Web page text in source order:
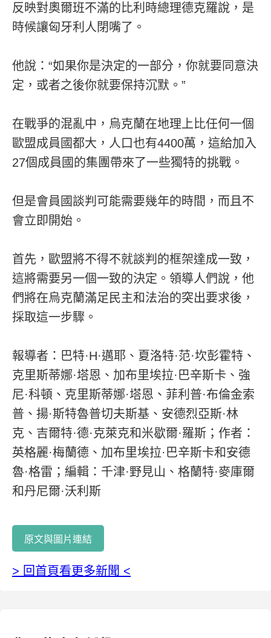
反映對奧爾班不滿的比利時總理德克羅說，是
時候讓匈牙利人閉嘴了。
他說：“如果你是決定的一部分，你就要同意決
定，或者之後你就要保持沉默。”
在戰爭的混亂中，烏克蘭在地理上比任何一個
歐盟成員國都大，人口也有4400萬，這給加入
27個成員國的集團帶來了一些獨特的挑戰。
但是會員國談判可能需要幾年的時間，而且不
會立即開始。
首先，歐盟將不得不就談判的框架達成一致，
這將需要另一個一致的決定。領導人們說，他
們將在烏克蘭滿足民主和法治的突出要求後，
採取這一步驟。
報導者：巴特·H·邁耶、夏洛特·范·坎彭霍特、
克里斯蒂娜·塔恩、加布里埃拉·巴辛斯卡、強
尼·科頓、克里斯蒂娜·塔恩、菲利普·布倫金索
普、揚·斯特魯普切夫斯基、安德烈亞斯·林
克、吉爾特·德·克萊克和米歇爾·羅斯；作者：
英格麗·梅蘭德、加布里埃拉·巴辛斯卡和安德
魯·格雷；編輯：千津·野見山、格蘭特·麥庫爾
和丹尼爾·沃利斯
原文與圖片連結
> 回首頁看更多新聞 <